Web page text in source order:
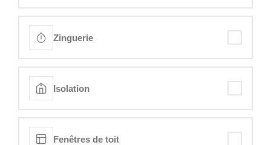
Zinguerie
Isolation
Fenêtres de toit